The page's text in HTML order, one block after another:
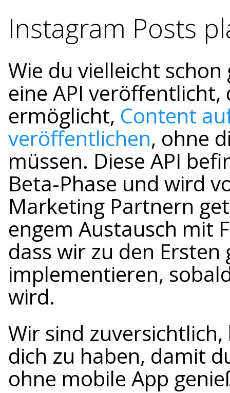
Instagram Posts
Wie du vielleicht
eine API
ermöglicht, Content
veröffentlichen, ohne
müssen. Diese API
Beta-Phase und wird
Marketing Partnern
engem Austausch mit
dass wir zu den Ersten
implementieren,
wird.
Wir sind
dich zu haben, damit
ohne mobile App